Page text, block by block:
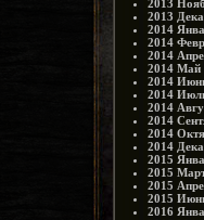
2013
2013
2014
2014
2014
2014 Май
2014
2014
2014
2014
2014
2014
2015
2015
2015
2015
2016